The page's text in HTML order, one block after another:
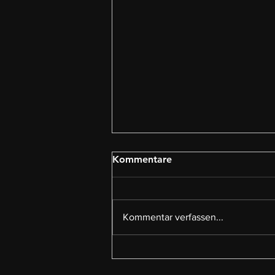
Kommentare
Kommentar verfassen...